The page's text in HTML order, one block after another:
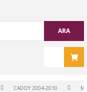
ARA
CADDY 2004-2010